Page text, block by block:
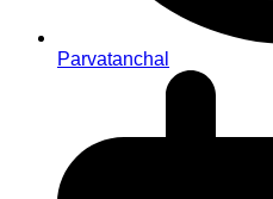
Parvatanchal